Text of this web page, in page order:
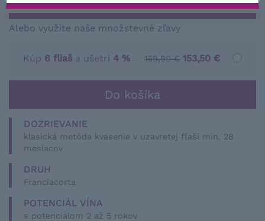
Alebo využite naše množstevné zľavy
Kúp 6 fliaš a ušetri 4 % 159,90 € 153,50 €
DOZRIEVANIE
klasická metóda kvasenie v uzavretej fľaši min. 28
mesiacov
DRUH
Franciacorta
POTENCIÁL VÍNA
s potenciálom 2 až 5 rokov